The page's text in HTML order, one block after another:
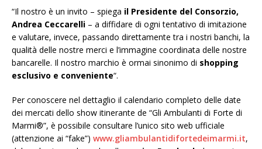
“Il nostro è un invito – spiega il Presidente del Consorzio,
Andrea Ceccarelli – a diffidare di ogni tentativo di imitazione
e valutare, invece, passando direttamente tra i nostri banchi, la
qualità delle nostre merci e l’immagine coordinata delle nostre
bancarelle. Il nostro marchio è ormai sinonimo di shopping
esclusivo e conveniente“.
Per conoscere nel dettaglio il calendario completo delle date
dei mercati dello show itinerante de “Gli Ambulanti di Forte di
Marmi®”, è possibile consultare l’unico sito web ufficiale
(attenzione ai “fake”) www.gliambulantidifortedeimarmi.it,